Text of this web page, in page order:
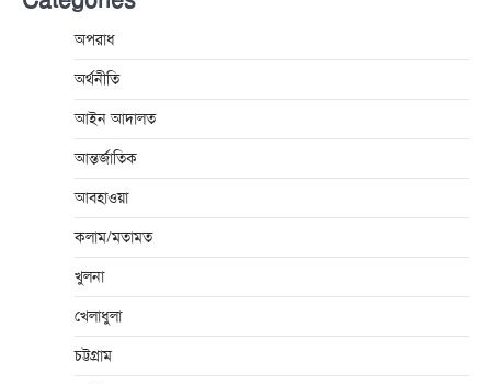
অপরাধ
অর্থনীতি
আইন আদালত
আন্তর্জাতিক
আবহাওয়া
কলাম/মতামত
খুলনা
খেলাধুলা
চট্টগ্রাম